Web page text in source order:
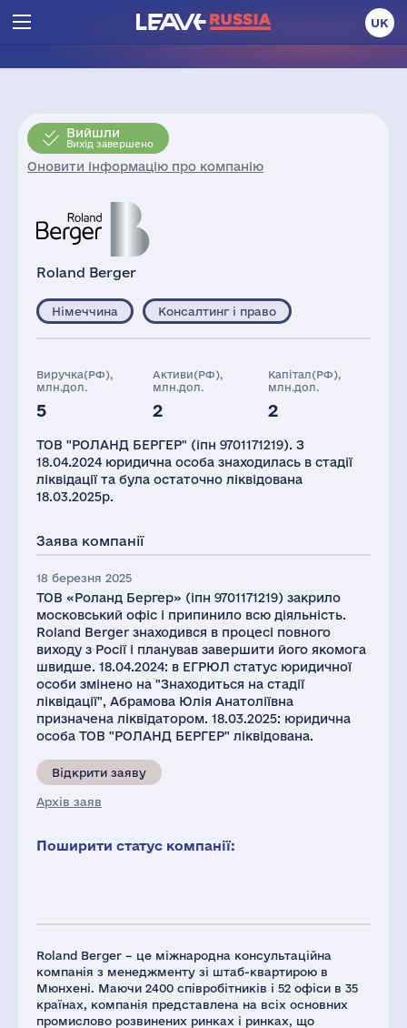
UK
Вийшли
Вихід завершено
Оновити інформацію про компанію
Roland Berger
Roland Berger – це міжнародна консультаційна
компанія з менеджменту зі штаб-квартирою в
Мюнхені. Маючи 2400 співробітників і 52 офіси в 35
країнах, компанія представлена на всіх основних
промислово розвинених ринках і ринках, що
Німеччина Консалтинг і право
Виручка(РФ),
млн.дол.
5
Активи(РФ),
млн.дол.
2
Капітал(РФ),
млн.дол.
2
млн.дол.
670
2021
35
ТОВ "РОЛАНД БЕРГЕР" (іпн 9701171219). З
18.04.2024 юридична особа знаходилась в стадії
ліквідації та була остаточно ліквідована
18.03.2025р.
Заява компанії
18 березня 2025
ТОВ «Роланд Бергер» (іпн 9701171219) закрило
московський офіс і припинило всю діяльність.
Roland Berger знаходився в процесі повного
виходу з Росії і планував завершити його якомога
швидше. 18.04.2024: в ЕГРЮЛ статус юридичної
особи змінено на "Знаходиться на стадії
ліквідації", Абрамова Юлія Анатоліївна
призначена ліквідатором. 18.03.2025: юридична
особа ТОВ "РОЛАНД БЕРГЕР" ліквідована.
Відкрити заяву
Архів заяв
Поширити статус компанії: